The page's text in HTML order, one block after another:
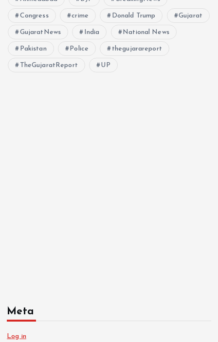
Congress crime Donald Trump Gujarat
GujaratNews India National News
Pakistan Police thegujarareport
TheGujaratReport UP
Meta
Log in